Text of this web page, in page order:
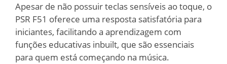
Apesar de não possuir teclas sensíveis ao toque, o
PSR F51 oferece uma resposta satisfatória para
iniciantes, facilitando a aprendizagem com
funções educativas inbuilt, que são essenciais
para quem está começando na música.